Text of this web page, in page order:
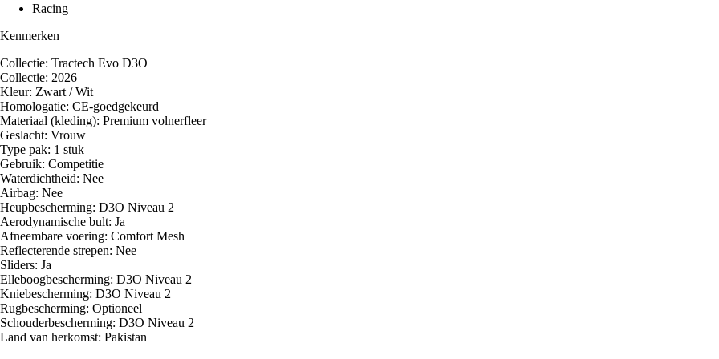
Racing
Kenmerken
Collectie: Tractech Evo D3O
Collectie: 2026
Kleur: Zwart / Wit
Homologatie: CE-goedgekeurd
Materiaal (kleding): Premium volnerfleer
Geslacht: Vrouw
Type pak: 1 stuk
Gebruik: Competitie
Waterdichtheid: Nee
Airbag: Nee
Heupbescherming: D3O Niveau 2
Aerodynamische bult: Ja
Afneembare voering: Comfort Mesh
Reflecterende strepen: Nee
Sliders: Ja
Elleboogbescherming: D3O Niveau 2
Kniebescherming: D3O Niveau 2
Rugbescherming: Optioneel
Schouderbescherming: D3O Niveau 2
Land van herkomst: Pakistan